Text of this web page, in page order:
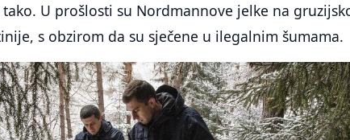
U prošlosti su Nordmannove jelke na
s obzirom da su sječene u ilegalnim šumama.